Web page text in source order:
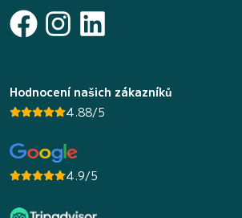
Hodnocení našich zákazníků
4.88/5
4.9/5